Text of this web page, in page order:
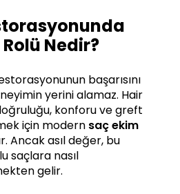
Nedir?
başarısını
yerini alamaz. Hair
konforu ve greft
için modern saç ekim
Ancak asıl değer, bu
saçlara nasıl
gelir.